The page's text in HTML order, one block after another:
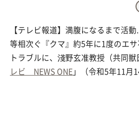
【テレビ報道】満腹になるまで活
等相次ぐ『クマ』約5年に1度のエ
トラブルに、淺野玄准教授（共同
レビ NEWS ONE」（令和5年11月